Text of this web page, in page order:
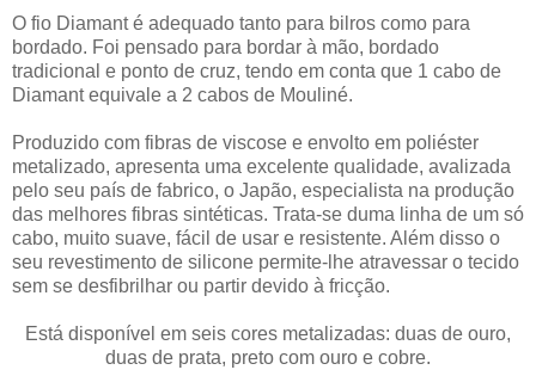
O fio Diamant é adequado tanto para bilros como para
bordado. Foi pensado para bordar à mão, bordado
tradicional e ponto de cruz, tendo em conta que 1 cabo de
Diamant equivale a 2 cabos de Mouliné.
Produzido com fibras de viscose e envolto em poliéster
metalizado, apresenta uma excelente qualidade, avalizada
pelo seu país de fabrico, o Japão, especialista na produção
das melhores fibras sintéticas. Trata-se duma linha de um só
cabo, muito suave, fácil de usar e resistente. Além disso o
seu revestimento de silicone permite-lhe atravessar o tecido
sem se desfibrilhar ou partir devido à fricção.
Está disponível em seis cores metalizadas: duas de ouro,
duas de prata, preto com ouro e cobre.